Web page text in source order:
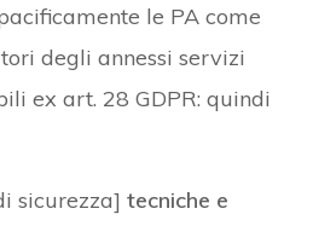
le PA come
degli annessi servizi
ex art. 28 GDPR: quindi
sicurezza]tecniche e